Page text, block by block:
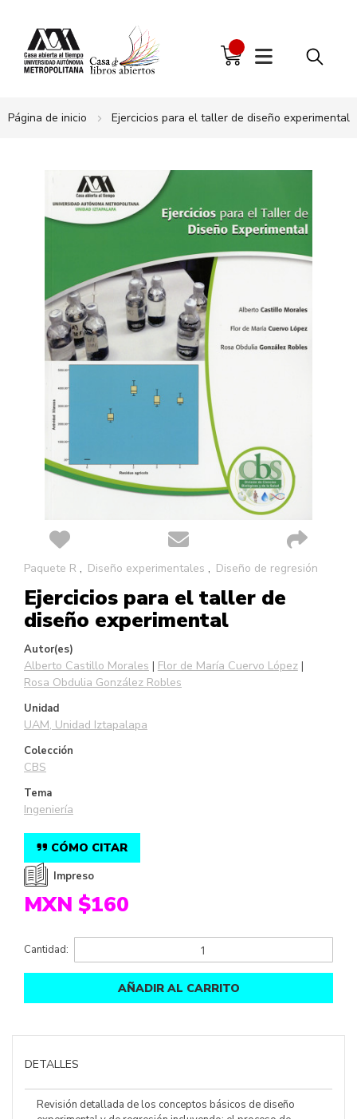
Página de inicio Ejercicios para el taller de diseño experimental
Saltar
comienzo
galería
imágenes
Paquete R Diseño experimentales Diseño de regresión
Ejercicios para el taller de
diseño experimental
Autor(es)
Alberto Castillo Morales
Flor de María Cuervo López
Rosa Obdulia González Robles
Unidad
UAM, Unidad Iztapalapa
Colección
CBS
Tema
Ingeniería
CÓMO CITAR
Impreso
MXN $160
Cantidad:
AÑADIR AL CARRITO
DETALLES
Revisión detallada de los conceptos básicos de diseño